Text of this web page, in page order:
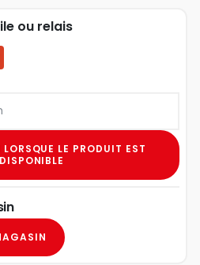
ou relais
LE PRODUIT EST
DISPONIBLE